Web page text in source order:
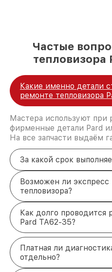
Частые
тепловизора
Какие именно детали
ремонте тепловизора
Мастера используют при
фирменные детали Pard
На все запчасти выдаём
За какой срок
Возможен ли экспресс
тепловизора?
Как долго проводится
Pard TA62-35?
Платная ли
отдельно?